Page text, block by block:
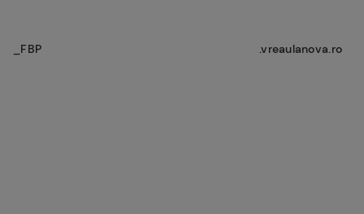
_FBP .vreaulanova.ro